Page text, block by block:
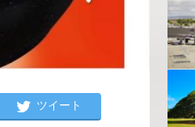
ツイート